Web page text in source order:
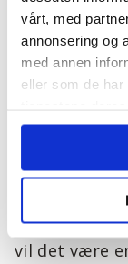
vårt, med
annonsering og
med annen
eller som de
som følge
Det blir
innenfor en
vil det være